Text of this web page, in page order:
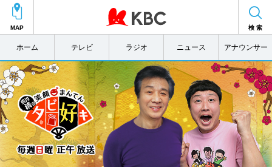
MAP 検 索
ホーム テレビ ラジオ ニュース アナウンサー